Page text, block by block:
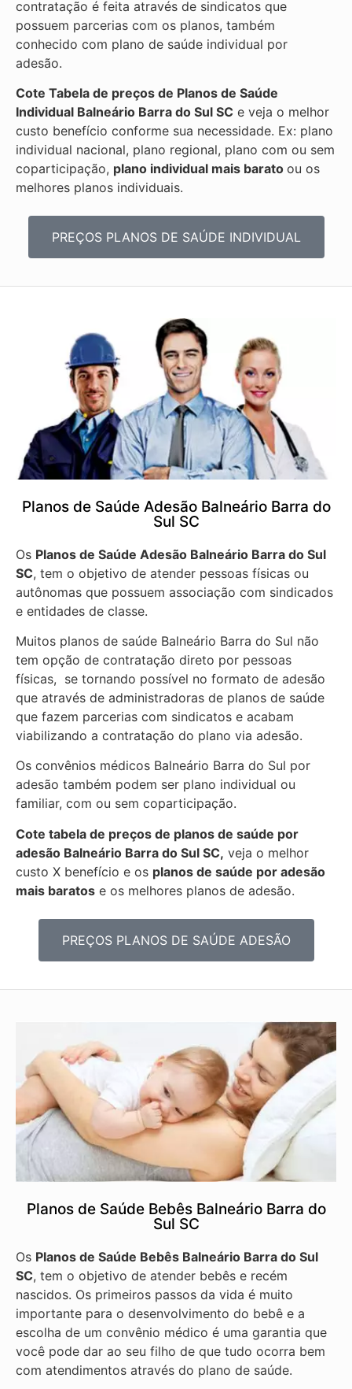
contratação é feita através de sindicatos que
possuem parcerias com os planos, também
conhecido com plano de saúde individual por
adesão.
Cote Tabela de preços de Planos de Saúde
Individual Balneário Barra do Sul SC e veja o melhor
custo benefício conforme sua necessidade. Ex: plano
individual nacional, plano regional, plano com ou sem
coparticipação, plano individual mais barato ou os
melhores planos individuais.
PREÇOS PLANOS DE SAÚDE INDIVIDUAL
Planos de Saúde Adesão Balneário Barra do
Sul SC
Os Planos de Saúde Adesão Balneário Barra do Sul
SC, tem o objetivo de atender pessoas físicas ou
autônomas que possuem associação com sindicados
e entidades de classe.
Muitos planos de saúde Balneário Barra do Sul não
tem opção de contratação direto por pessoas
físicas, se tornando possível no formato de adesão
que através de administradoras de planos de saúde
que fazem parcerias com sindicatos e acabam
viabilizando a contratação do plano via adesão.
Os convênios médicos Balneário Barra do Sul por
adesão também podem ser plano individual ou
familiar, com ou sem coparticipação.
Cote tabela de preços de planos de saúde por
adesão Balneário Barra do Sul SC, veja o melhor
custo X benefício e os planos de saúde por adesão
mais baratos e os melhores planos de adesão.
PREÇOS PLANOS DE SAÚDE ADESÃO
Planos de Saúde Bebês Balneário Barra do
Sul SC
Os Planos de Saúde Bebês Balneário Barra do Sul
SC, tem o objetivo de atender bebês e recém
nascidos. Os primeiros passos da vida é muito
importante para o desenvolvimento do bebê e a
escolha de um convênio médico é uma garantia que
você pode dar ao seu filho de que tudo ocorra bem
com atendimentos através do plano de saúde.